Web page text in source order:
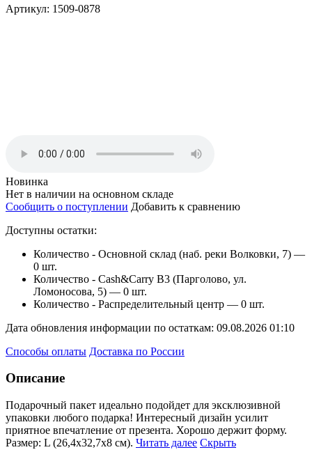
Артикул: 1509-0878
Новинка
Нет в наличии на основном складе
Сообщить о поступлении Добавить к сравнению
Доступны остатки:
Количество - Основной склад (наб. реки Волковки, 7) —
0 шт.
Количество - Cash&Carry B3 (Парголово, ул.
Ломоносова, 5) — 0 шт.
Количество - Распределительный центр — 0 шт.
Дата обновления информации по остаткам: 09.08.2026 01:10
Способы оплаты Доставка по России
Описание
Подарочный пакет идеально подойдет для эксклюзивной
упаковки любого подарка! Интересный дизайн усилит
приятное впечатление от презента. Хорошо держит форму.
Размер: L (26,4х32,7х8 см). Читать далее Скрыть